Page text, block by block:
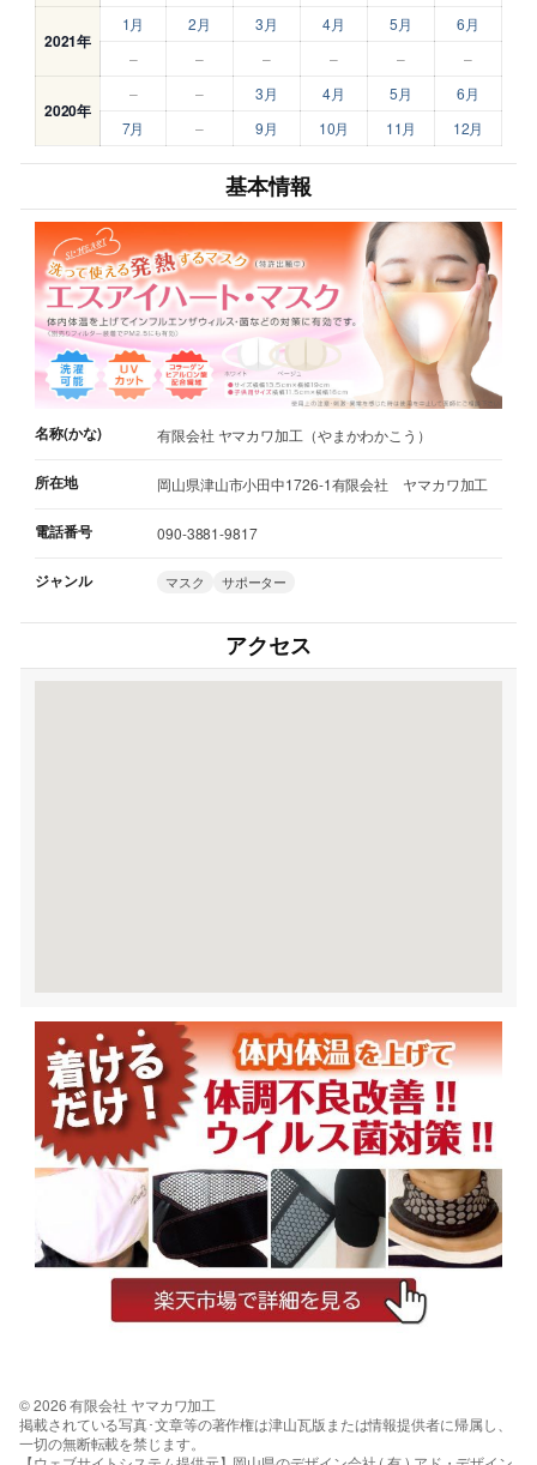
2021年
1月 2月 3月 4月 5月
6月
–
– – – – –
2020年
– – 3月 4月 5月
6月
7月
– 9月 10月 11月 12月
基本情報
名称(かな) 有限会社 ヤマカワ加工（やまかわかこう）
所在地 岡山県津山市小田中1726-1有限会社 ヤマカワ加工
電話番号 090-3881-9817
ジャンル マスク サポーター
アクセス
© 2026 有限会社 ヤマカワ加工
掲載されている写真･文章等の著作権は津山瓦版または情報提供者に帰属し、
一切の無断転載を禁じます。